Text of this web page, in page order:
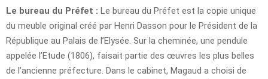
Le bureau du Préfet : Le bureau du Préfet est la copie unique
du meuble original créé par Henri Dasson pour le Président de la
République au Palais de l’Elysée. Sur la cheminée, une pendule
appelée l’Etude (1806), faisait partie des œuvres les plus belles
de l’ancienne préfecture. Dans le cabinet, Magaud a choisi de